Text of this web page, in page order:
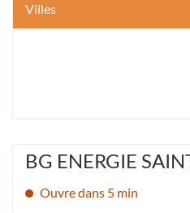
Villes
Appuyer
sur
touche
Point
vente
BG ENERGIE
Ouvre dans 5 min